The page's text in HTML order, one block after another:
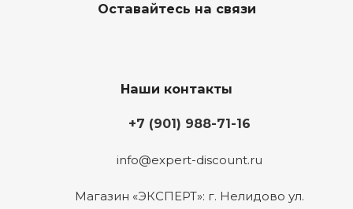
Оставайтесь на связи
Наши контакты
+7 (901) 988-71-16
info@expert-discount.ru
Магазин «ЭКСПЕРТ»: г. Нелидово ул.